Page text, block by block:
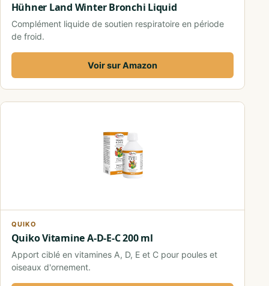
Hühner Land Winter Bronchi Liquid
Complément liquide de soutien respiratoire en période
de froid.
Voir sur Amazon
QUIKO
Quiko Vitamine A-D-E-C 200 ml
Apport ciblé en vitamines A, D, E et C pour poules et
oiseaux d'ornement.